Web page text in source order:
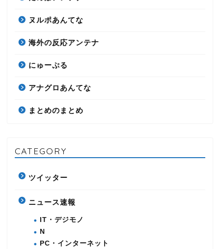
ヌルポあんてな
海外の反応アンテナ
にゅーぷる
アナグロあんてな
まとめのまとめ
CATEGORY
ツイッター
ニュース速報
IT・デジモノ
N
PC・インターネット